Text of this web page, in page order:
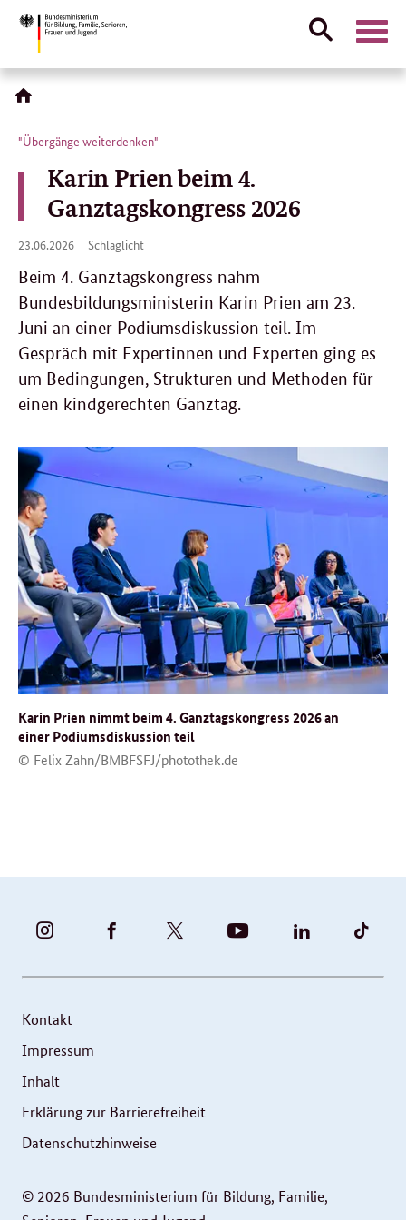
Direktlink:
Suche
"Übergänge weiterdenken"
Karin Prien beim 4.
Ganztagskongress 2026
23.06.2026 23.
2026
Schlaglicht
Beim 4. Ganztagskongress nahm
Bundesbildungsministerin Karin Prien am 23.
Juni an einer Podiumsdiskussion teil. Im
Gespräch mit Expertinnen und Experten ging es
um Bedingungen, Strukturen und Methoden für
einen kindgerechten Ganztag.
Karin Prien nimmt beim 4. Ganztagskongress 2026 an
einer Podiumsdiskussion teil
© Felix Zahn/BMBFSFJ/photothek.de
BUNDESFAMILIENMINISTERIUM
INSTAGRAM
UND
VIDEOS
BUNDESFAMILIENMINISTERIUM
FACEBOOK
FAMILIENMINISTERIUM
|
BMBFSFJ
YOUTUBE
BMFSFJ
LINKEDIN
© 2026 Bundesministerium für Bildung, Familie,
Kontakt
Impressum
Inhalt
Erklärung zur Barrierefreiheit
Datenschutzhinweise